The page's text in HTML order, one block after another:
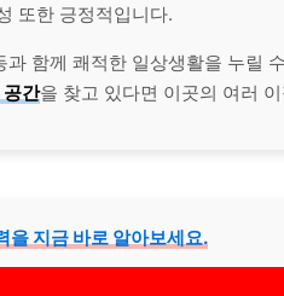
또한 긍정적입니다.
함께 쾌적한 일상생활을 누릴
공간을 찾고 있다면 이곳의 여러
을 지금 바로 알아보세요.